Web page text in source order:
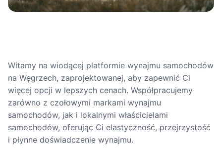
Witamy na wiodącej platformie wynajmu samochodów
na Węgrzech, zaprojektowanej, aby zapewnić Ci
więcej opcji w lepszych cenach. Współpracujemy
zarówno z czołowymi markami wynajmu
samochodów, jak i lokalnymi właścicielami
samochodów, oferując Ci elastyczność, przejrzystość
i płynne doświadczenie wynajmu.